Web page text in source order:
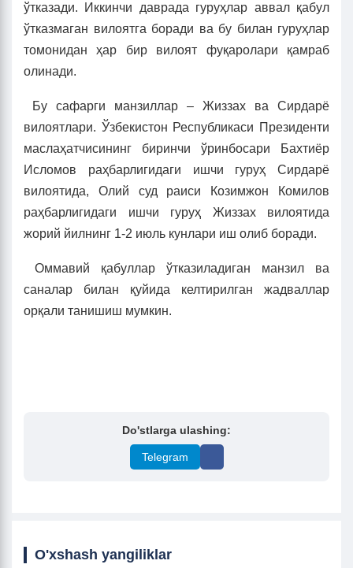
ўтказади. Иккинчи даврада гуруҳлар аввал қабул
ўтказмаган вилоятга боради ва бу билан гуруҳлар
томонидан ҳар бир вилоят фуқаролари қамраб
олинади.
Бу сафарги манзиллар – Жиззах ва Сирдарё
вилоятлари. Ўзбекистон Республикаси Президенти
маслаҳатчисининг биринчи ўринбосари Бахтиёр
Исломов раҳбарлигидаги ишчи гуруҳ Сирдарё
вилоятида, Олий суд раиси Козимжон Комилов
раҳбарлигидаги ишчи гуруҳ Жиззах вилоятида
жорий йилнинг 1-2 июль кунлари иш олиб боради.
Оммавий қабуллар ўтказиладиган манзил ва
саналар билан қуйида келтирилган жадваллар
орқали танишиш мумкин.
Do'stlarga ulashing:
Telegram
O'xshash yangiliklar